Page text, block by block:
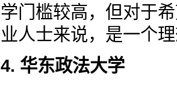
学门槛较高，但对于
业人士来说，是一个
4. 华东政法大学